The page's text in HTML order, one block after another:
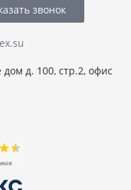
д. 100, стр.2, офис
звонок